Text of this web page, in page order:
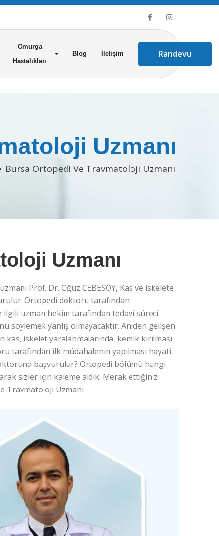
Omurga
Hastalıkları
Blog İletişim Randevu
Uzmanı
Bursa Ortopedi Ve Travmatoloji Uzmanı
Uzmanı
Prof. Dr. Oğuz CEBESOY, Kas ve iskelete
Ortopedi doktoru tarafından
ilgili uzman hekim tarafından tedavi süreci
söylemek yanlış olmayacaktır. Aniden gelişen
iskelet yaralanmalarında, kemik kırılması
tarafından ilk müdahalenin yapılması hayati
başvurulur? Ortopedi bölümü hangi
sizler için kaleme aldık. Merak ettiğiniz
Travmatoloji Uzmanı